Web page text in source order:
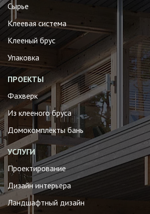
Сырье
Клеевая система
Клееный брус
Упаковка
ПРОЕКТЫ
Фахверк
Из клееного бруса
Домокомплекты бань
УСЛУГИ
Проектирование
Дизайн интерьера
Ландшафтный дизайн